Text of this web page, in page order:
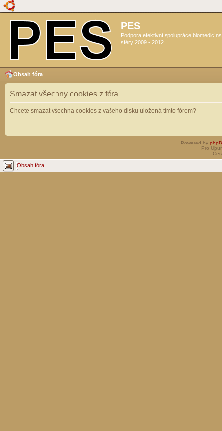
PES
Podpora efektivní spolupráce
sféry 2009 - 2012
Obsah fóra
Smazat všechny cookies z fóra
Chcete smazat všechna cookies z vašeho disku uložená tímto fórem?
Powered by
Pro
Obsah fóra